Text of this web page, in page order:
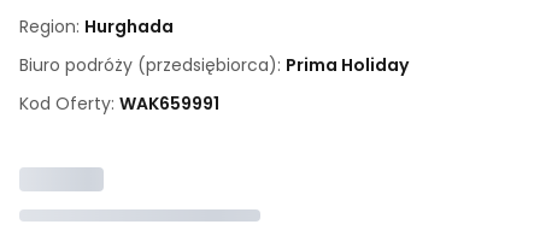
Region: Hurghada
Biuro podróży (przedsiębiorca): Prima Holiday
Kod Oferty: WAK659991